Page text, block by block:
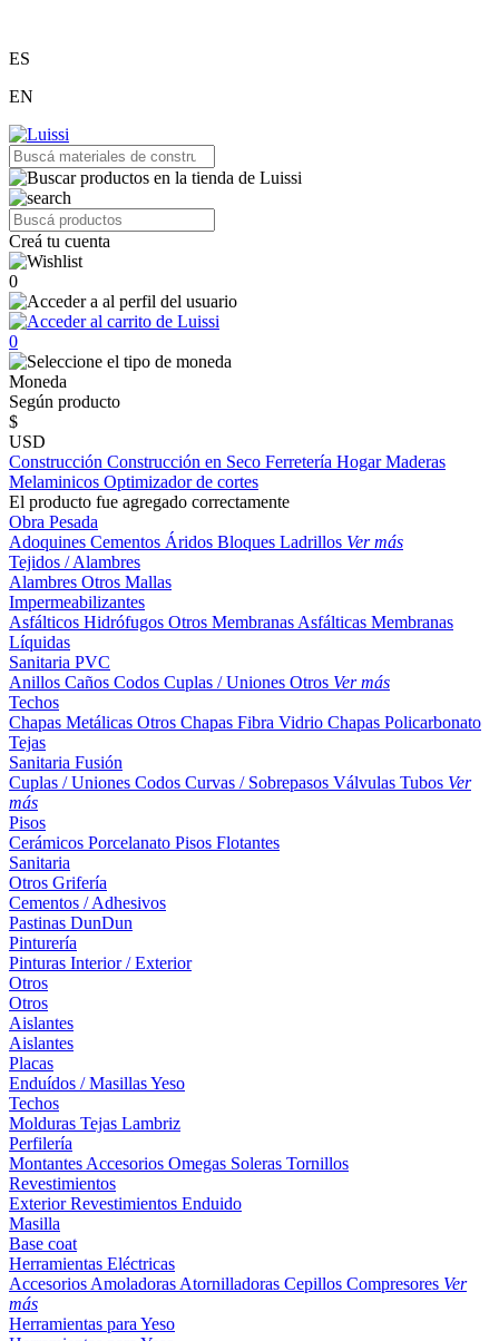
ES
EN
Creá tu cuenta
0
0
Moneda
Según producto
$
USD
Construcción Construcción en Seco Ferretería HogarMaderas
Melaminicos Optimizador de cortes
El producto fue agregado correctamente
Obra Pesada
Adoquines Cementos Áridos Bloques Ladrillos Ver más
Tejidos / Alambres
Alambres Otros Mallas
Impermeabilizantes
Asfálticos Hidrófugos Otros Membranas Asfálticas Membranas
Líquidas
Sanitaria PVC
Anillos Caños Codos Cuplas / Uniones Otros Ver más
Techos
Chapas Metálicas Otros Chapas Fibra Vidrio Chapas Policarbonato
Tejas
Sanitaria Fusión
Cuplas / Uniones Codos Curvas / Sobrepasos Válvulas Tubos Ver
más
Pisos
Cerámicos Porcelanato Pisos Flotantes
Sanitaria
Otros Grifería
Cementos / Adhesivos
Pastinas DunDun
Pinturería
Pinturas Interior / Exterior
Otros
Otros
Aislantes
Aislantes
Placas
Enduídos / MasillasYeso
Techos
Molduras Tejas Lambriz
Perfilería
Montantes Accesorios Omegas Soleras Tornillos
Revestimientos
ExteriorRevestimientos Enduido
Masilla
Base coat
Herramientas Eléctricas
Accesorios Amoladoras Atornilladoras Cepillos Compresores Ver
más
Herramientas para Yeso